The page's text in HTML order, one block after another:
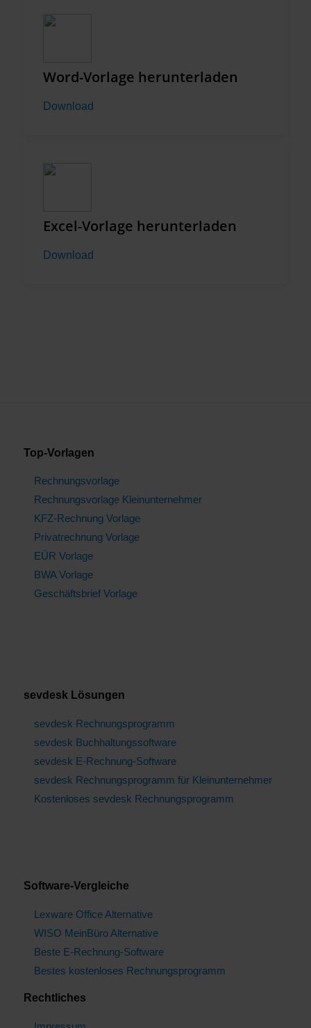
Word-Vorlage herunterladen
Download
Excel-Vorlage herunterladen
Download
Top-Vorlagen
Rechnungsvorlage
Rechnungsvorlage Kleinunternehmer
KFZ-Rechnung Vorlage
Privatrechnung Vorlage
EÜR Vorlage
BWA Vorlage
Geschäftsbrief Vorlage
sevdesk Lösungen
sevdesk Rechnungsprogramm
sevdesk Buchhaltungssoftware
sevdesk E-Rechnung-Software
sevdesk Rechnungsprogramm für Kleinunternehmer
Kostenloses sevdesk Rechnungsprogramm
Software-Vergleiche
Lexware Office Alternative
WISO MeinBüro Alternative
Beste E-Rechnung-Software
Bestes kostenloses Rechnungsprogramm
Rechtliches